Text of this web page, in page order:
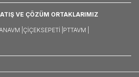
VE ÇÖZÜM ORTAKLARIMIZ
| ÇIÇEKSEPETI | PTTAVM |